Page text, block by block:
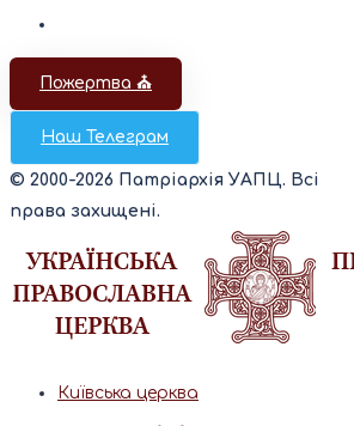
Пожертва ⛪️
Наш Телеграм
© 2000-2026 Патріархія УАПЦ. Всі
права захищені.
Київська церква